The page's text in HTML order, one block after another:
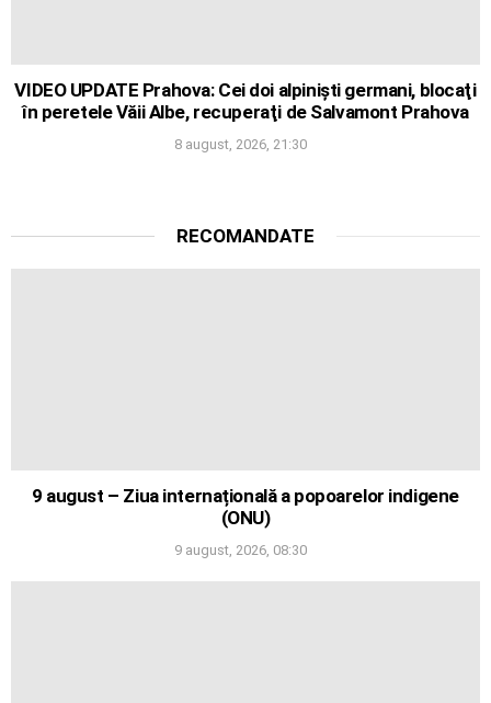
VIDEO UPDATE Prahova: Cei doi alpinişti germani, blocaţi
în peretele Văii Albe, recuperaţi de Salvamont Prahova
8 august, 2026, 21:30
RECOMANDATE
9 august – Ziua internațională a popoarelor indigene
(ONU)
9 august, 2026, 08:30